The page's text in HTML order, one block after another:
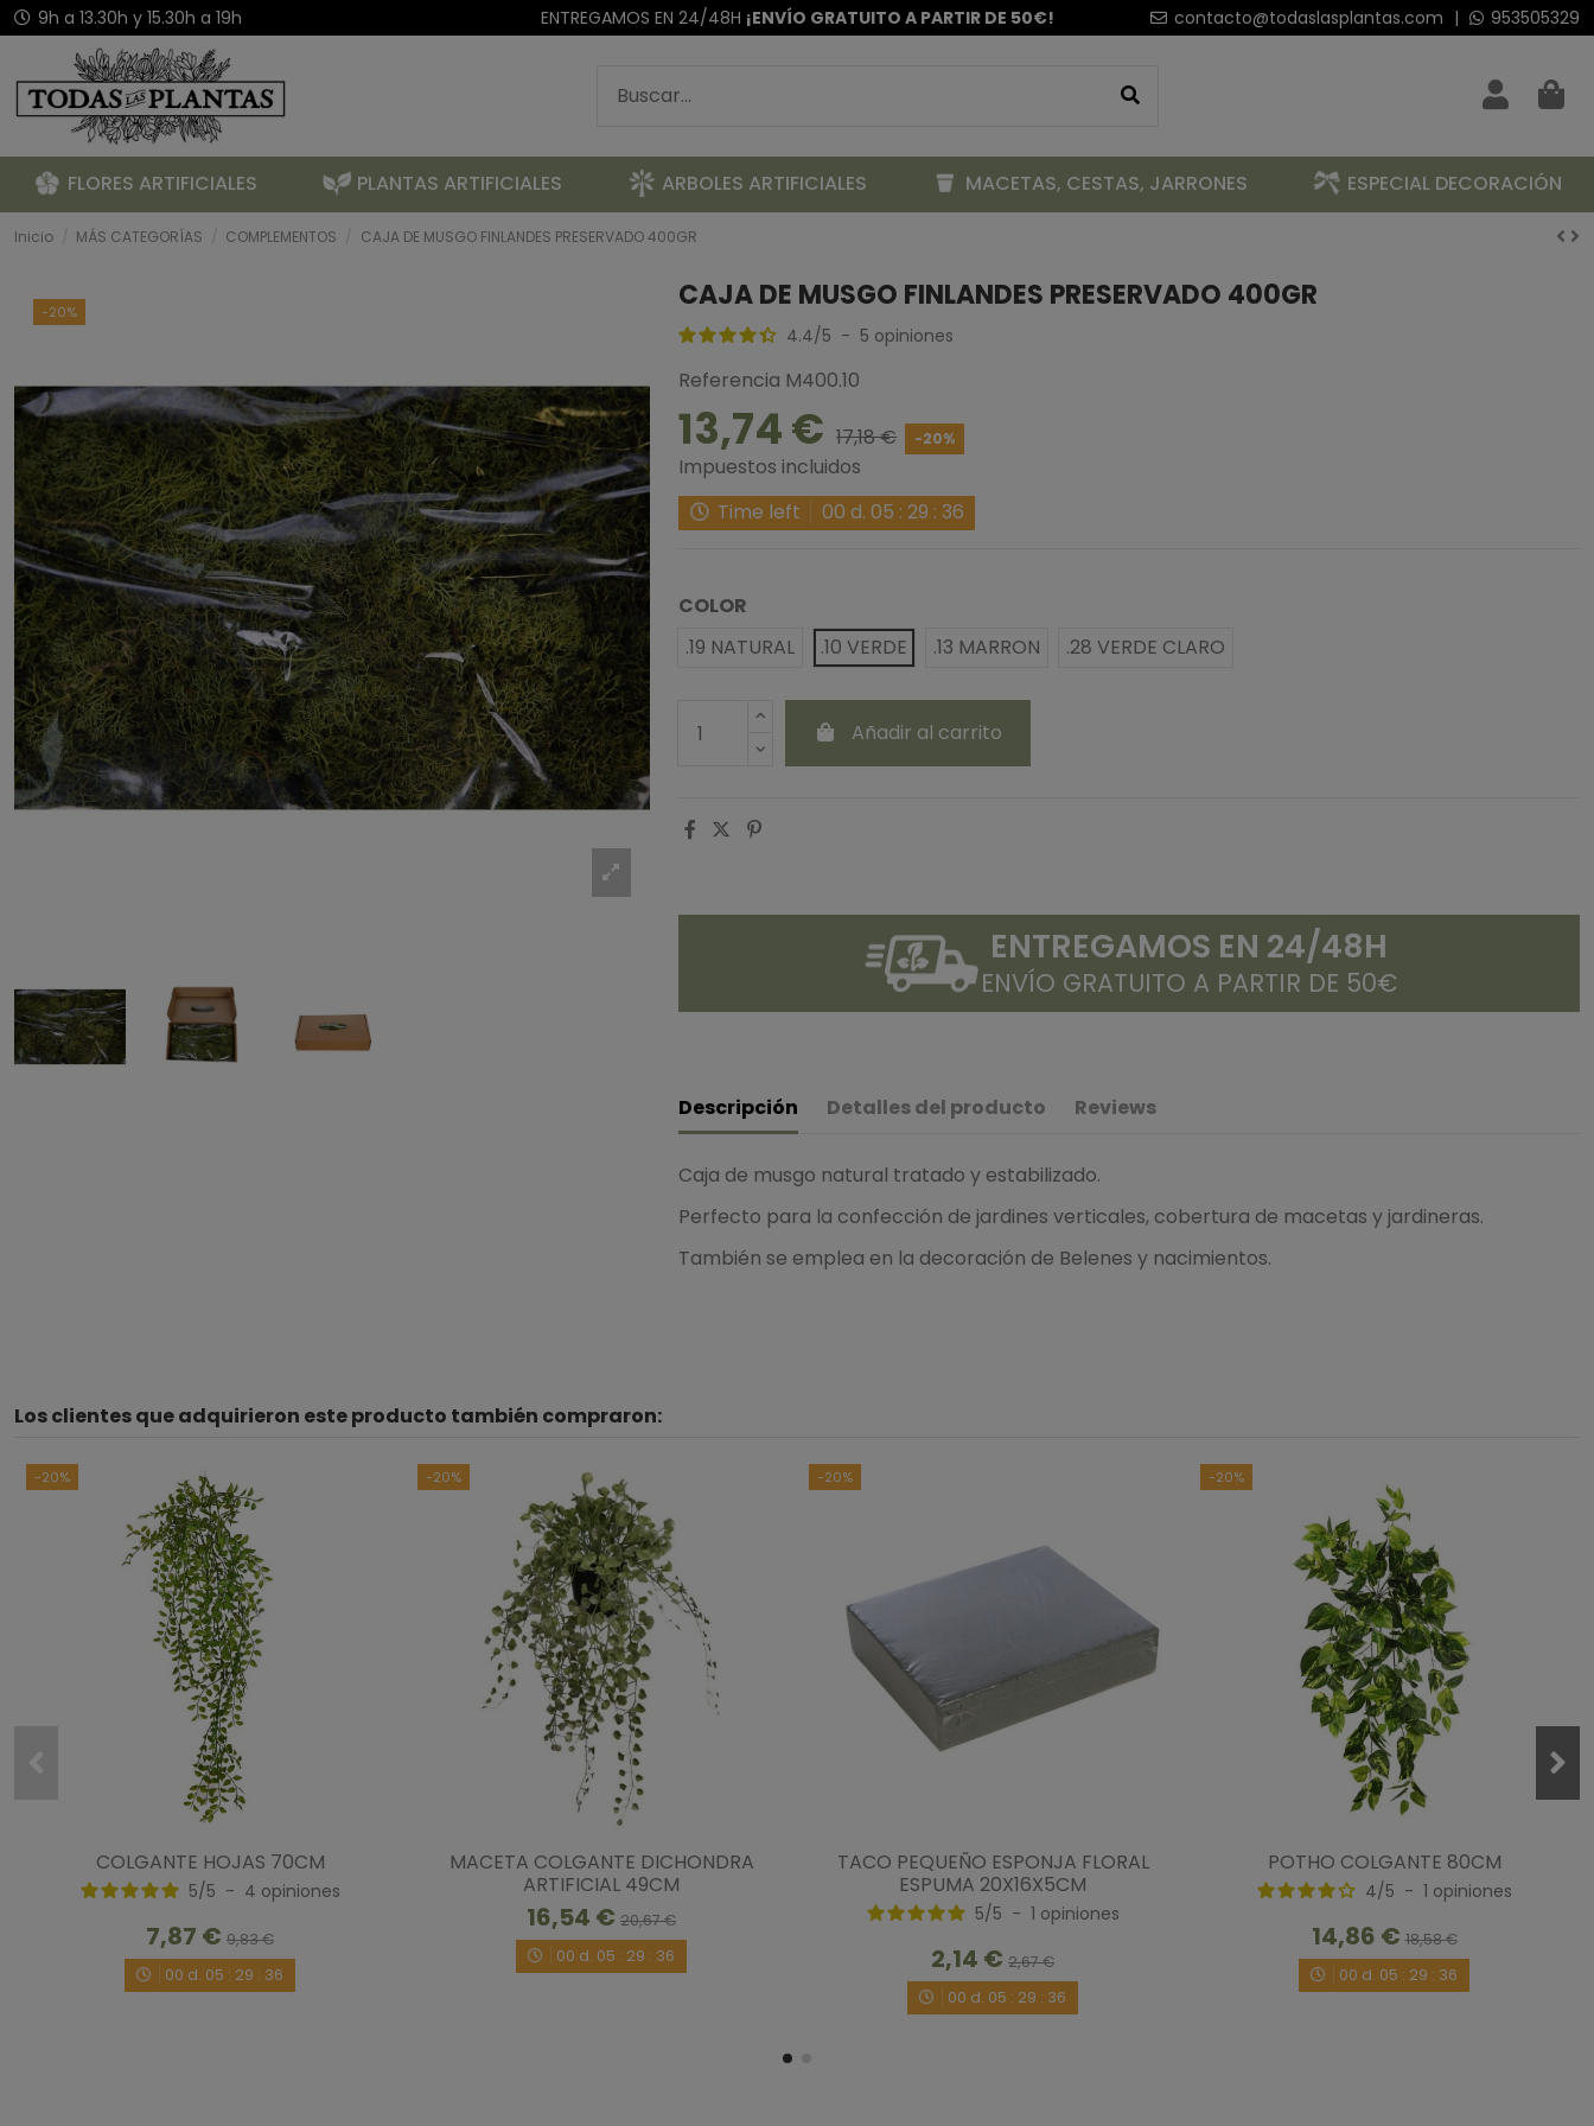
9h a 13.30h y 15.30h a 19h ENTREGAMOS EN 24/48H ¡ENVÍO GRATUITO A PARTIR DE 50€! contacto@todaslasplantas.com | 953505329
FLORES ARTIFICIALES PLANTAS ARTIFICIALES ARBOLES ARTIFICIALES MACETAS, CESTAS, JARRONES ESPECIAL DECORACIÓN
Inicio MÁS CATEGORÍAS COMPLEMENTOS CAJA DE MUSGO FINLANDES PRESERVADO 400GR
-20% CAJA DE MUSGO FINLANDES PRESERVADO 400GR
4.4/5 - 5 opiniones
Referencia M400.10
13,74 € 17,18 € -20%
Impuestos incluidos
Time left
00 d. 05 : 29 : 35
COLOR
.19 NATURAL
.10 VERDE .13 MARRON .28 VERDE CLARO
Añadir al carrito
ENTREGAMOS EN 24/48H
ENVÍO GRATUITO A PARTIR DE 50€
Descripción Detalles del producto Reviews
Caja de musgo natural tratado y estabilizado.
Perfecto para la confección de jardines verticales, cobertura de macetas y jardineras.
También se emplea en la decoración de Belenes y nacimientos.
1
Ordenar las opiniones
Opinión verificada
20/5/2020
Los clientes que adquirieron este producto también compraron:
-20%
COLGANTE HOJAS 70CM
5/5 - 4 opiniones
7,87 € 9,83 €
00 d. 05 : 29 : 35
-20%
MACETA COLGANTE DICHONDRA
ARTIFICIAL 49CM
16,54 € 20,67 €
00 d. 05 : 29 : 35
-20%
TACO PEQUEÑO ESPONJA FLORAL
ESPUMA 20X16X5CM
5/5 - 1 opiniones
2,14 € 2,67 €
00 d. 05 : 29 : 35
-20%
POTHO COLGANTE 80CM
4/5 - 1 opiniones
14,86 €18,58 €
00 d. 05 : 29 : 35